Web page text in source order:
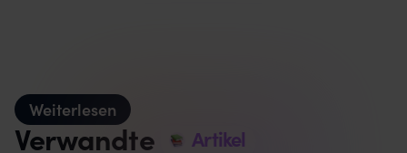
Weiterlesen
Verwandte Artikel